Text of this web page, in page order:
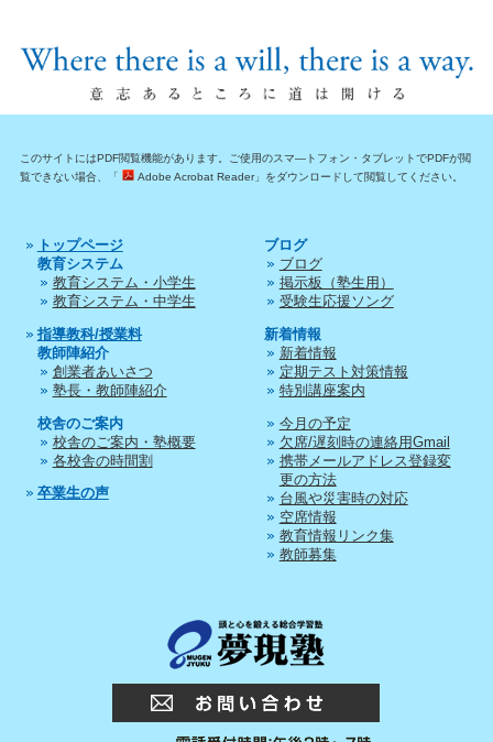
このサイトにはPDF閲覧機能があります。ご使用のスマ―トフォン・タブレットでPDFが閲
覧できない場合、「
Adobe Acrobat Reader」をダウンロードして閲覧してください。
トップページ
教育システム
教育システム・小学生
教育システム・中学生
指導教科/授業料
教師陣紹介
創業者あいさつ
塾長・教師陣紹介
校舎のご案内
校舎のご案内・塾概要
各校舎の時間割
卒業生の声
ブログ
ブログ
掲示板（塾生用）
受験生応援ソング
新着情報
新着情報
定期テスト対策情報
特別講座案内
今月の予定
欠席/遅刻時の連絡用Gmail
携帯メールアドレス登録変
更の方法
台風や災害時の対応
空席情報
教育情報リンク集
教師募集